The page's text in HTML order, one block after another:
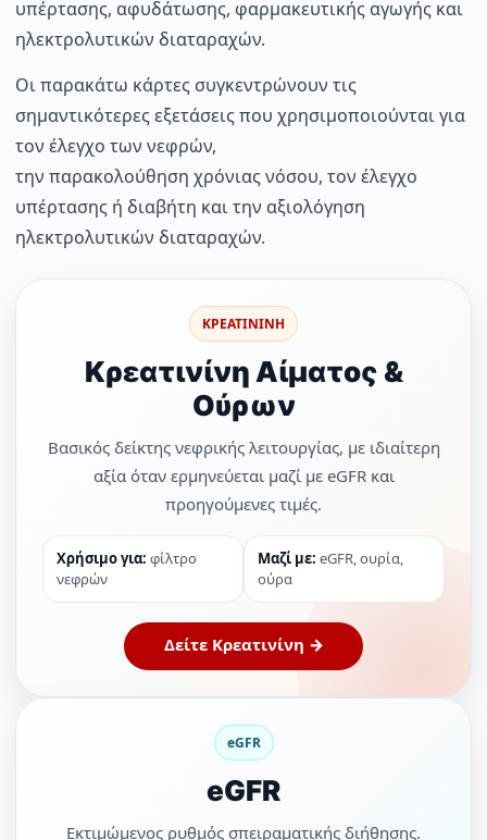
υπέρτασης, αφυδάτωσης, φαρμακευτικής αγωγής και
ηλεκτρολυτικών διαταραχών.
Οι παρακάτω κάρτες συγκεντρώνουν τις
σημαντικότερες εξετάσεις που χρησιμοποιούνται για
τον έλεγχο των νεφρών,
την παρακολούθηση χρόνιας νόσου, τον έλεγχο
υπέρτασης ή διαβήτη και την αξιολόγηση
ηλεκτρολυτικών διαταραχών.
ΚΡΕΑΤΙΝΙΝΗ
Κρεατινίνη Αίματος &
Ούρων
Βασικός δείκτης νεφρικής λειτουργίας, με ιδιαίτερη
αξία όταν ερμηνεύεται μαζί με eGFR και
προηγούμενες τιμές.
Χρήσιμο για: φίλτρο
νεφρών
Μαζί με: eGFR, ουρία,
ούρα
Δείτε Κρεατινίνη →
eGFR
eGFR
Εκτιμώμενος ρυθμός σπειραματικής διήθησης.